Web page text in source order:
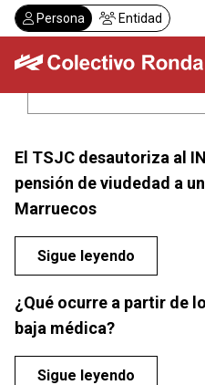
Pasar
al
contenido
Persona Entidad
Servicios
Actualidad
Despachos
Solicitar visita
Abonos
ES CA
El TSJC desautoriza al
pensión de viudedad a
Marruecos
Sigue leyendo
¿Qué ocurre a partir de
baja médica?
Sigue leyendo